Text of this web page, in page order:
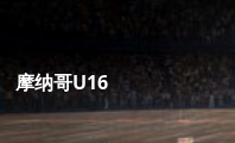
摩纳哥U16